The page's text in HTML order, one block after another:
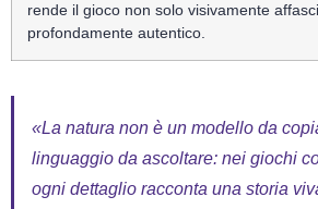
rende il gioco non solo visivamente
profondamente autentico.
«La natura non è un modello da
linguaggio da ascoltare: nei giochi
ogni dettaglio racconta una storia